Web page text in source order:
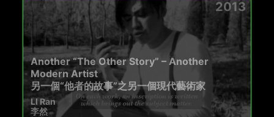
2013
Another “The Other Story” – Another
Modern Artist
另一個“他者的故事”之另一個現代藝術家
LI Ran
李然